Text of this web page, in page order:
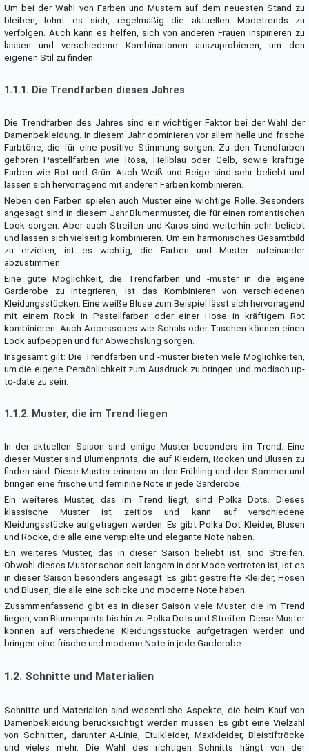
Um bei der Wahl von Farben und Mustern auf dem neuesten Stand zu
bleiben, lohnt es sich, regelmäßig die aktuellen Modetrends zu
verfolgen. Auch kann es helfen, sich von anderen Frauen inspirieren zu
lassen und verschiedene Kombinationen auszuprobieren, um den
eigenen Stil zu finden.
1.1.1. Die Trendfarben dieses Jahres
Die Trendfarben des Jahres sind ein wichtiger Faktor bei der Wahl der
Damenbekleidung. In diesem Jahr dominieren vor allem helle und frische
Farbtöne, die für eine positive Stimmung sorgen. Zu den Trendfarben
gehören Pastellfarben wie Rosa, Hellblau oder Gelb, sowie kräftige
Farben wie Rot und Grün. Auch Weiß und Beige sind sehr beliebt und
lassen sich hervorragend mit anderen Farben kombinieren.
Neben den Farben spielen auch Muster eine wichtige Rolle. Besonders
angesagt sind in diesem Jahr Blumenmuster, die für einen romantischen
Look sorgen. Aber auch Streifen und Karos sind weiterhin sehr beliebt
und lassen sich vielseitig kombinieren. Um ein harmonisches Gesamtbild
zu erzielen, ist es wichtig, die Farben und Muster aufeinander
abzustimmen.
Eine gute Möglichkeit, die Trendfarben und -muster in die eigene
Garderobe zu integrieren, ist das Kombinieren von verschiedenen
Kleidungsstücken. Eine weiße Bluse zum Beispiel lässt sich hervorragend
mit einem Rock in Pastellfarben oder einer Hose in kräftigem Rot
kombinieren. Auch Accessoires wie Schals oder Taschen können einen
Look aufpeppen und für Abwechslung sorgen.
Insgesamt gilt: Die Trendfarben und -muster bieten viele Möglichkeiten,
um die eigene Persönlichkeit zum Ausdruck zu bringen und modisch up-
to-date zu sein.
1.1.2. Muster, die im Trend liegen
In der aktuellen Saison sind einige Muster besonders im Trend. Eine
dieser Muster sind Blumenprints, die auf Kleidern, Röcken und Blusen zu
finden sind. Diese Muster erinnern an den Frühling und den Sommer und
bringen eine frische und feminine Note in jede Garderobe.
Ein weiteres Muster, das im Trend liegt, sind Polka Dots. Dieses
klassische Muster ist zeitlos und kann auf verschiedene
Kleidungsstücke aufgetragen werden. Es gibt Polka Dot Kleider, Blusen
und Röcke, die alle eine verspielte und elegante Note haben.
Ein weiteres Muster, das in dieser Saison beliebt ist, sind Streifen.
Obwohl dieses Muster schon seit langem in der Mode vertreten ist, ist es
in dieser Saison besonders angesagt. Es gibt gestreifte Kleider, Hosen
und Blusen, die alle eine schicke und moderne Note haben.
Zusammenfassend gibt es in dieser Saison viele Muster, die im Trend
liegen, von Blumenprints bis hin zu Polka Dots und Streifen. Diese Muster
können auf verschiedene Kleidungsstücke aufgetragen werden und
bringen eine frische und moderne Note in jede Garderobe.
1.2. Schnitte und Materialien
Schnitte und Materialien sind wesentliche Aspekte, die beim Kauf von
Damenbekleidung berücksichtigt werden müssen. Es gibt eine Vielzahl
von Schnitten, darunter A-Linie, Etuikleider, Maxikleider, Bleistiftröcke
und vieles mehr. Die Wahl des richtigen Schnitts hängt von der